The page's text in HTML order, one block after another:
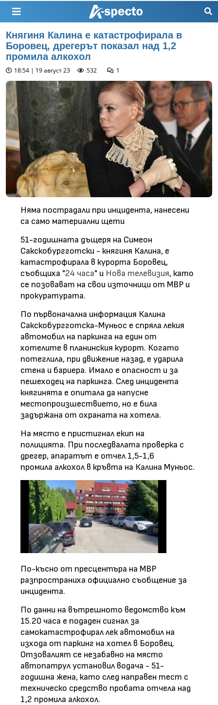
Княгиня Калина е катастрофирала в
Боровец, дрегерът показал над 1,2
промила алкохол
18:54 | 19 август 23 532 1
Няма пострадали при инцидента, нанесени
са само материални щети
51-годишната дъщеря на Симеон
Сакскобургготски - княгиня Калина, е
катастрофирала в курорта Боровец,
съобщиха "24 часа" и Нова телевизия, като
се позовават на свои източници от МВР и
прокуратурата.
По първоначална информация Калина
Сакскобургготска-Муньос е спряла лекия
автомобил на паркинга на един от
хотелите в планинския курорт. Когато
потеглила, при движение назад, е ударила
стена и бариера. Имало е опасност и за
пешеходец на паркинга. След инцидента
княгинята е опитала да напусне
местопроизшествието, но е била
задържана от охраната на хотела.
На място е пристигнал екип на
полицията. При последвалата проверка с
дрегер, апаратът е отчел 1,5-1,6
промила алкохол в кръвта на Калина Муньос.
По-късно от пресцентъра на МВР
разпространиха официално съобщение за
инцидента.
По данни на вътрешното ведомство към
15.20 часа е подаден сигнал за
самокатастрофирал лек автомобил на
изхода от паркинг на хотел в Боровец.
Отзовалият се незабавно на място
автопатрул установил водача - 51-
годишна жена, като след направен тест с
техническо средство пробата отчела над
1,2 промила алкохол.